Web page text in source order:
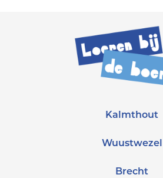
Kalmthout
Wuustwezel
Brecht